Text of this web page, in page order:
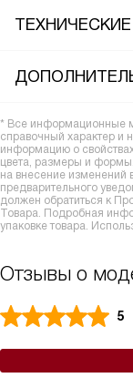
* Все информационные
справочный характер и
информацию о
цвета, размеры и
на внесение изменений
предварительного
должен обратиться к
Товара. Подробная
упаковке товара.
Отзывы о
5